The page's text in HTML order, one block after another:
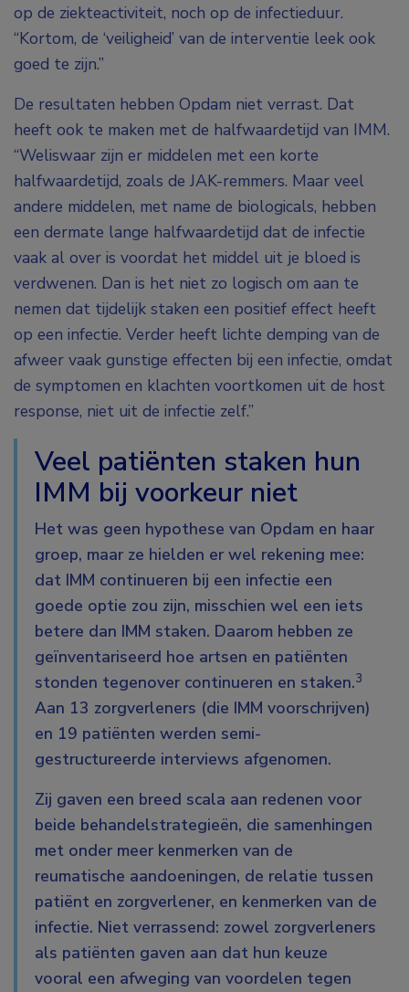
op de ziekteactiviteit, noch op de infectieduur.
“Kortom, de ‘veiligheid’ van de interventie leek ook
goed te zijn.”
De resultaten hebben Opdam niet verrast. Dat
heeft ook te maken met de halfwaardetijd van IMM.
“Weliswaar zijn er middelen met een korte
halfwaardetijd, zoals de JAK-remmers. Maar veel
andere middelen, met name de biologicals, hebben
een dermate lange halfwaardetijd dat de infectie
vaak al over is voordat het middel uit je bloed is
verdwenen. Dan is het niet zo logisch om aan te
nemen dat tijdelijk staken een positief effect heeft
op een infectie. Verder heeft lichte demping van de
afweer vaak gunstige effecten bij een infectie, omdat
de symptomen en klachten voortkomen uit de host
response, niet uit de infectie zelf.”
Veel patiënten staken hun
IMM bij voorkeur niet
Het was geen hypothese van Opdam en haar
groep, maar ze hielden er wel rekening mee:
dat IMM continueren bij een infectie een
goede optie zou zijn, misschien wel een iets
betere dan IMM staken. Daarom hebben ze
geïnventariseerd hoe artsen en patiënten
stonden tegenover continueren en staken.3
Aan 13 zorgverleners (die IMM voorschrijven)
en 19 patiënten werden semi-
gestructureerde interviews afgenomen.
Zij gaven een breed scala aan redenen voor
beide behandelstrategieën, die samenhingen
met onder meer kenmerken van de
reumatische aandoeningen, de relatie tussen
patiënt en zorgverlener, en kenmerken van de
infectie. Niet verrassend: zowel zorgverleners
als patiënten gaven aan dat hun keuze
vooral een afweging van voordelen tegen